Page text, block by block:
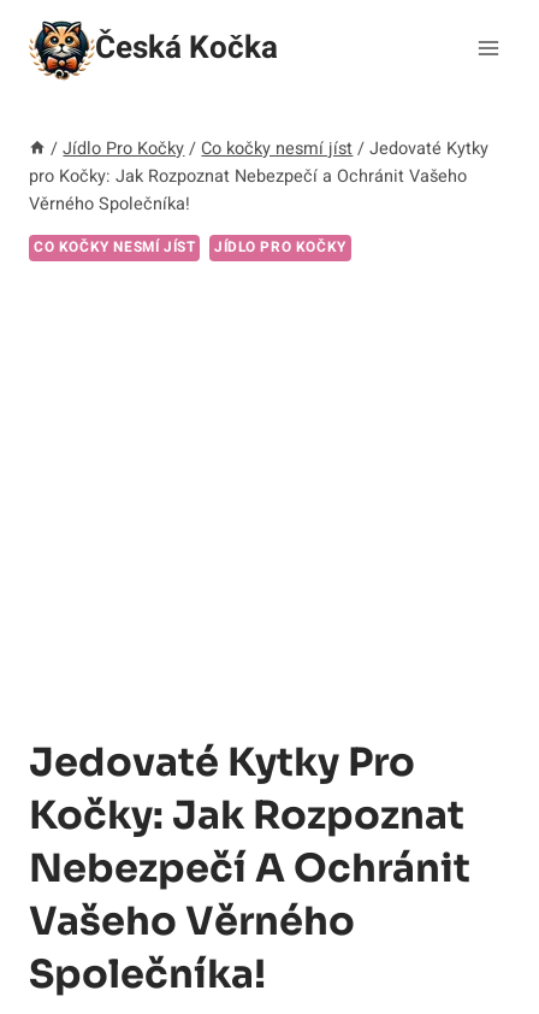
Přeskočit
obsah
Česká Kočka
/ Jídlo Pro Kočky / Co kočky nesmí jíst / Jedovaté Kytky
pro Kočky: Jak Rozpoznat Nebezpečí a Ochránit Vašeho
Věrného Společníka!
CO KOČKY NESMÍ JÍST JÍDLO PRO KOČKY
Jedovaté Kytky Pro
Kočky: Jak Rozpoznat
Nebezpečí A Ochránit
Vašeho Věrného
Společníka!